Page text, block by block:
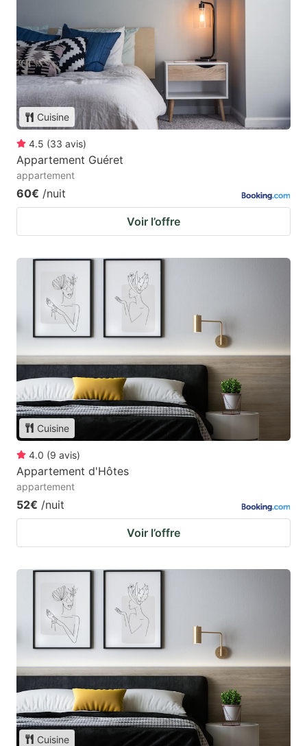
Cuisine
4.5 (33 avis)
Appartement Guéret
appartement
60€ /nuit
Voir l’offre
Cuisine
4.0 (9 avis)
Appartement d'Hôtes
appartement
52€ /nuit
Voir l’offre
Cuisine